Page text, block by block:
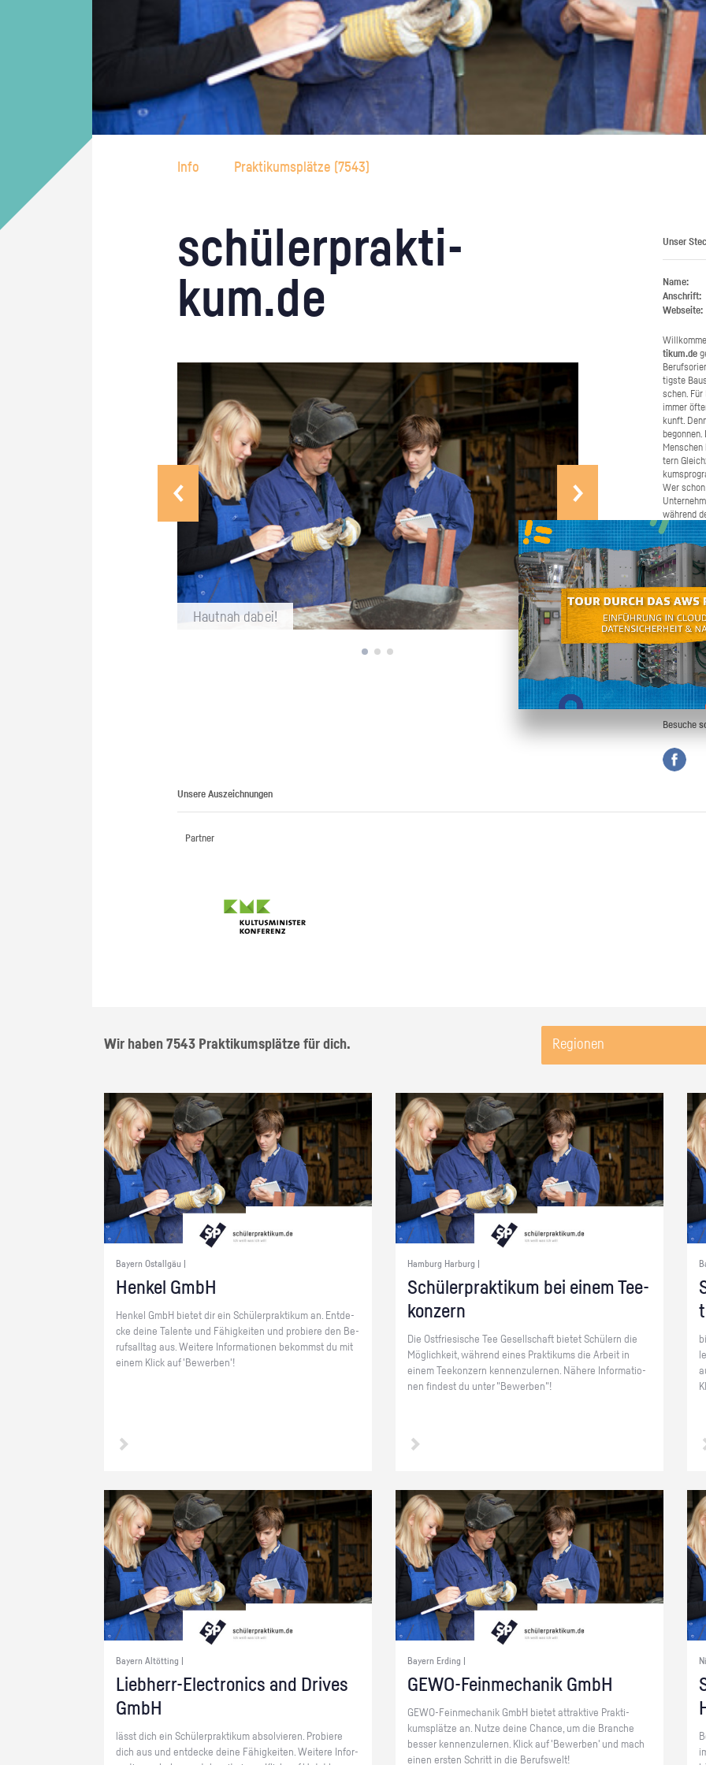
Info Praktikumsplätze ( 7543
schü­ler­prak­ti­
kum.de
Haut­nah dabei! Selbst an­pa­cken
Unser
Name:
Anschrift:
Webseite:
ti­kum.de
tigs­te
schen.
immer
kunft.
tern
Wer
wäh­rend
ma­chen.
Bei­trag
schnel­ler
chen Sie
ren und
den
an, wenn
nen oder
möch­ten.
Besuche
Unsere Auszeichnungen
Partner
Wir haben 7543 Praktikumsplätze für dich. Regionen
Bayern Ostallgäu |
Hen­kel GmbH
Hen­kel GmbH bie­tet dir ein Schü­ler­prak­ti­kum an. Ent­de­
cke deine Ta­len­te und Fä­hig­kei­ten und pro­bie­re den Be­
rufs­all­tag aus. Wei­te­re In­for­ma­tio­nen be­kommst du mit
einem Klick auf 'Be­wer­ben'!
Hamburg Harburg |
Schü­ler­prak­ti­kum bei einem Tee­
kon­zern
Die Ost­frie­si­sche Tee Ge­sell­schaft bie­tet Schü­lern die
Mög­lich­keit, wäh­rend eines Prak­ti­kums die Ar­beit in
einem Tee­kon­zern ken­nen­zu­ler­nen. Nä­he­re In­for­ma­tio­
nen fin­dest du unter "Be­wer­ben"!
Bayern Altötting |
Lieb­herr-Elec­tro­nics and Dri­ves
GmbH
lässt dich ein Schü­ler­prak­ti­kum ab­sol­vie­ren. Pro­bie­re
dich aus und ent­de­cke deine Fä­hig­kei­ten. Wei­te­re In­for­
Bayern Erding |
GE­WO-Fein­me­cha­nik GmbH
GE­WO-Fein­me­cha­nik GmbH bie­tet at­trak­ti­ve Prak­ti­
kums­plät­ze an. Nutze deine Chan­ce, um die Bran­che
bes­ser ken­nen­zu­ler­nen. Klick auf 'Be­wer­ben' und mach
einen ers­ten Schritt in die Be­rufs­welt!